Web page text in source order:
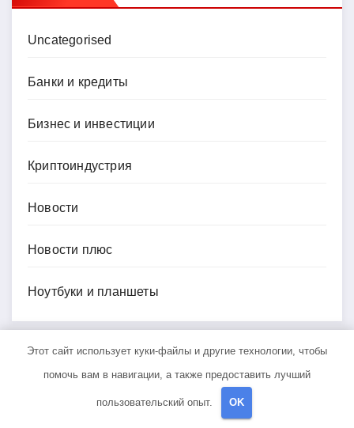
Uncategorised
Банки и кредиты
Бизнес и инвестиции
Криптоиндустрия
Новости
Новости плюс
Ноутбуки и планшеты
Этот сайт использует куки-файлы и другие технологии, чтобы
помочь вам в навигации, а также предоставить лучший
пользовательский опыт. OK